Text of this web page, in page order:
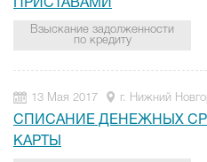
ПРИСТАВАМИ
Взыскание задолженности
по кредиту
13 Мая 2017 г. Нижний
СПИСАНИЕ ДЕНЕЖНЫХ
КАРТЫ